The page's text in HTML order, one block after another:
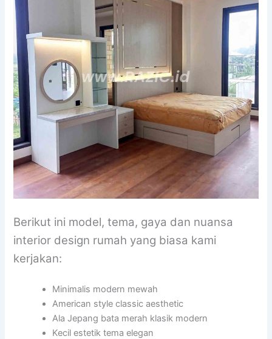
Berikut ini model, tema, gaya dan nuansa
interior design rumah yang biasa kami
kerjakan:
Minimalis modern mewah
American style classic aesthetic
Ala Jepang bata merah klasik modern
Kecil estetik tema elegan